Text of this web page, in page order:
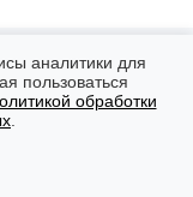
аналитики для
пользоваться
обработки